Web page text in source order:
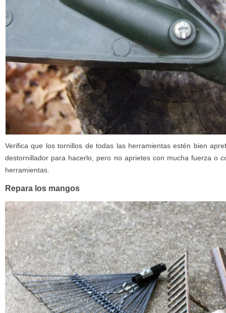
Verifica que los tornillos de todas las herramientas estén bien
destornillador para hacerlo, pero no aprietes con mucha fuerza o
herramientas.
Repara los mangos